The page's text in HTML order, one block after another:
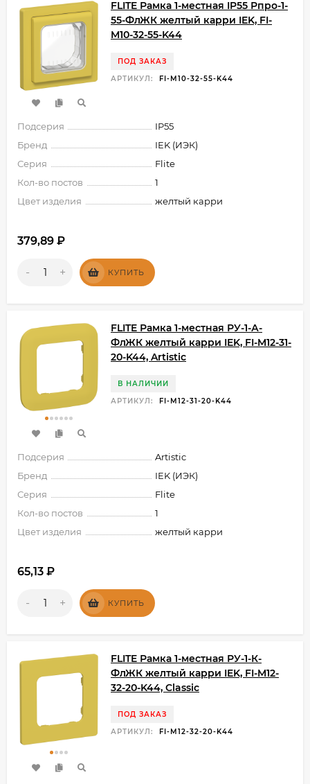
FLITE Рамка 1-местная IP55 Рпро-1-
55-ФлЖК желтый карри IEK, FI-
M10-32-55-K44
ПОД ЗАКАЗ
АРТИКУЛ:
FI-M10-32-55-K44
Подсерия
IP55
Бренд
IEK (ИЭК)
Серия
Flite
Кол-во постов
1
Цвет изделия
желтый карри
379,89 ₽
- + КУПИТЬ
FLITE Рамка 1-местная РУ-1-А-
ФлЖК желтый карри IEK, FI-M12-31-
20-K44, Artistic
В НАЛИЧИИ
АРТИКУЛ:
FI-M12-31-20-K44
Подсерия
Artistic
Бренд
IEK (ИЭК)
Серия
Flite
Кол-во постов
1
Цвет изделия
желтый карри
65,13 ₽
- + КУПИТЬ
FLITE Рамка 1-местная РУ-1-К-
ФлЖК желтый карри IEK, FI-M12-
32-20-K44, Classic
ПОД ЗАКАЗ
АРТИКУЛ:
FI-M12-32-20-K44